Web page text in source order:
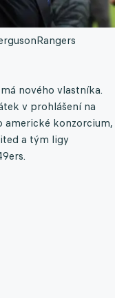
Rangers
nového vlastníka.
v prohlášení na
americké konzorcium,
a tým ligy